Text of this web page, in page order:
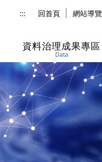
::: 回首頁 網站導覽
資料治理成果專區
Data